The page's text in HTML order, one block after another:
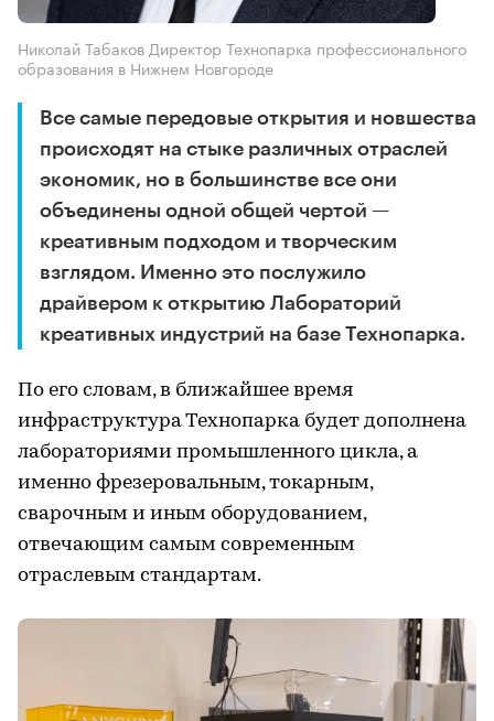
Николай Табаков Директор Технопарка профессионального
образования в Нижнем Новгороде
Все самые передовые открытия и новшества
происходят на стыке различных отраслей
экономик, но в большинстве все они
объединены одной общей чертой —
креативным подходом и творческим
взглядом. Именно это послужило
драйвером к открытию Лабораторий
креативных индустрий на базе Технопарка.
По его словам, в ближайшее время
инфраструктура Технопарка будет дополнена
лабораториями промышленного цикла, а
именно фрезеровальным, токарным,
сварочным и иным оборудованием,
отвечающим самым современным
отраслевым стандартам.